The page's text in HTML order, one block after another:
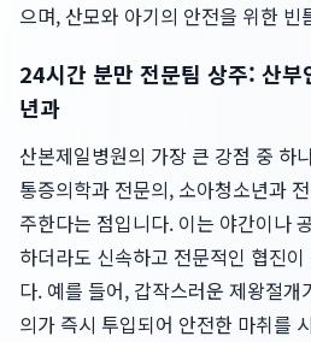
으며, 산모와 아기의 안전을 위한
24시간 분만 전문팀 상주: 산
년과
산본제일병원의 가장 큰 강점 중 하
통증의학과 전문의, 소아청소년과
주한다는 점입니다. 이는 야간이나
하더라도 신속하고 전문적인 협진
다. 예를 들어, 갑작스러운 제왕절
의가 즉시 투입되어 안전한 마취를